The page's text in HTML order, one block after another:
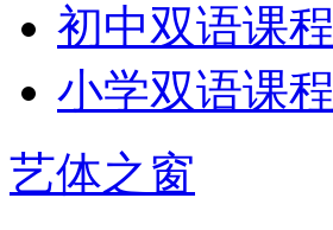
初中双语课程
小学双语课程
艺体之窗